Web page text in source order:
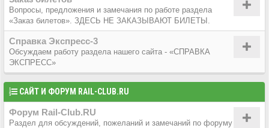
Вопросы, предложения и замечания по работе раздела
«Заказ билетов». ЗДЕСЬ НЕ ЗАКАЗЫВАЮТ БИЛЕТЫ.
Справка Экспресс-3
Обсуждаем работу раздела нашего сайта - «СПРАВКА
ЭКСПРЕСС»
САЙТ И ФОРУМ RAIL-CLUB.RU
Форум Rail-Club.RU
Раздел для обсуждений, пожеланий и замечаний по форуму